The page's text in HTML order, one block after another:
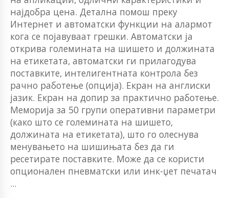
најдобра цена. Детална помош преку
Интернет и автоматски функции на алармот
кога се појавуваат грешки. Автоматски ја
открива големината на шишето и должината
на етикетата, автоматски ги прилагодува
поставките, интелигентната контрола без
рачно работење (опција). Екран на англиски
јазик. Екран на допир за практично работење.
Меморија за 50 групи оперативни параметри
(како што се големината на шишето,
должината на етикетата), што го олеснува
менувањето на шишињата без да ги
ресетирате поставките. Може да се користи
опционален пневматски или инк-џет печатач
...